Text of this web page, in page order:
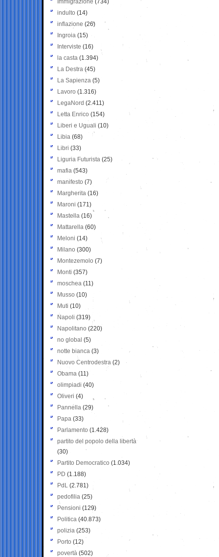
Immigrazione (734)
indulto (14)
inflazione (26)
Ingroia (15)
Interviste (16)
la casta (1.394)
La Destra (45)
La Sapienza (5)
Lavoro (1.316)
LegaNord (2.411)
Letta Enrico (154)
Liberi e Uguali (10)
Libia (68)
Libri (33)
Liguria Futurista (25)
mafia (543)
manifesto (7)
Margherita (16)
Maroni (171)
Mastella (16)
Mattarella (60)
Meloni (14)
Milano (300)
Montezemolo (7)
Monti (357)
moschea (11)
Musso (10)
Muti (10)
Napoli (319)
Napolitano (220)
no global (5)
notte bianca (3)
Nuovo Centrodestra (2)
Obama (11)
olimpiadi (40)
Oliveri (4)
Pannella (29)
Papa (33)
Parlamento (1.428)
partito del popolo della libertà
(30)
Partito Democratico (1.034)
PD (1.188)
PdL (2.781)
pedofilia (25)
Pensioni (129)
Politica (40.873)
polizia (253)
Porto (12)
povertà (502)